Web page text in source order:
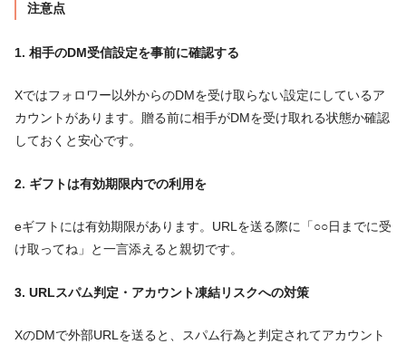
注意点
1. 相手のDM受信設定を事前に確認する
Xではフォロワー以外からのDMを受け取らない設定にしているア
カウントがあります。贈る前に相手がDMを受け取れる状態か確認
しておくと安心です。
2. ギフトは有効期限内での利用を
eギフトには有効期限があります。URLを送る際に「○○日までに受
け取ってね」と一言添えると親切です。
3. URLスパム判定・アカウント凍結リスクへの対策
XのDMで外部URLを送ると、スパム行為と判定されてアカウント